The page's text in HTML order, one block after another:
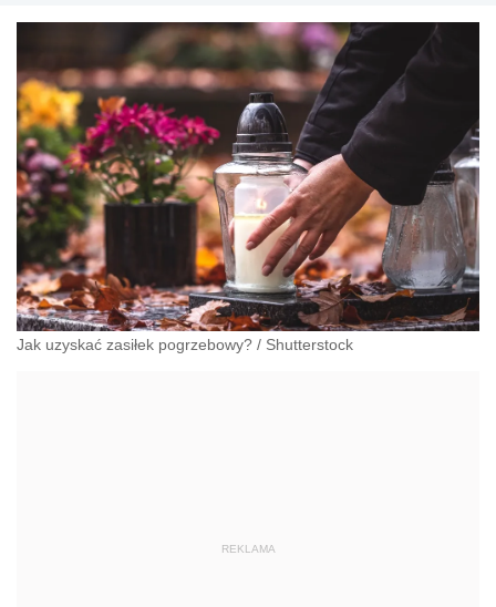
administracyjnoprawnych aspektach związanych z
pracą i pomocą socjalną.
Jak uzyskać zasiłek pogrzebowy? / Shutterstock